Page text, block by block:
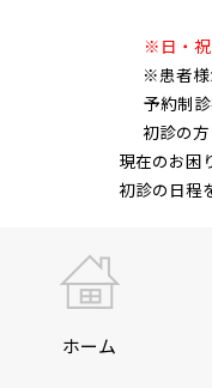
※日・祝
※患者様
予約制
初診の
現在のお困
初診の日程
ホーム